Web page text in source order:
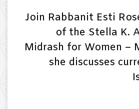
Join Rabbanit Esti
of the Stella K.
Midrash for Women –
she discusses